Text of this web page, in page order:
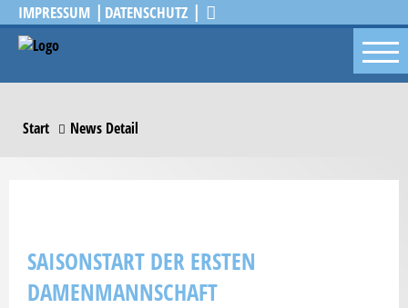
IMPRESSUM DATENSCHUTZ
Start News Detail
SAISONSTART DER ERSTEN
DAMENMANNSCHAFT